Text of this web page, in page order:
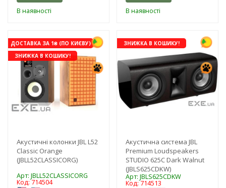
В наявності В наявності
ДОСТАВКА ЗА 1₴ (ПО КИЄВУ)
ЗНИЖКА В КОШИКУ!
Акустичні колонки JBL L52
Classic Orange
(JBLL52CLASSICORG)
Арт: JBLL52CLASSICORG
Код: 714504
ЗНИЖКА В КОШИКУ!
Акустична система JBL
Premium Loudspeakers
STUDIO 625C Dark Walnut
(JBLS625CDKW)
Арт: JBLS625CDKW
Код: 714513